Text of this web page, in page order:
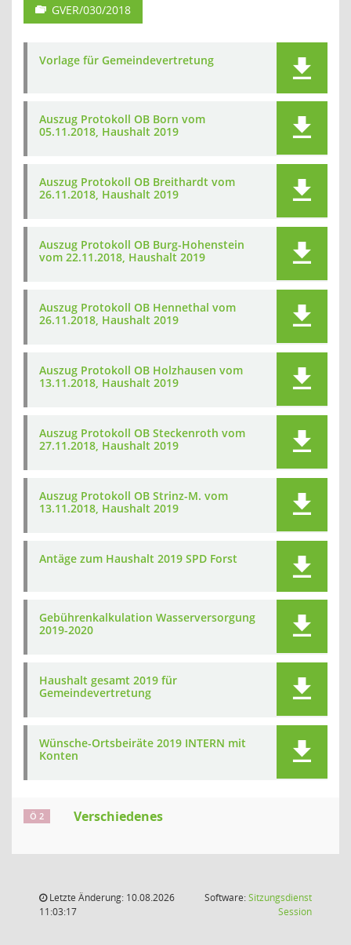
GVER/030/2018
Vorlage für Gemeindevertretung
Auszug Protokoll OB Born vom
05.11.2018, Haushalt 2019
Auszug Protokoll OB Breithardt vom
26.11.2018, Haushalt 2019
Auszug Protokoll OB Burg-Hohenstein
vom 22.11.2018, Haushalt 2019
Auszug Protokoll OB Hennethal vom
26.11.2018, Haushalt 2019
Auszug Protokoll OB Holzhausen vom
13.11.2018, Haushalt 2019
Auszug Protokoll OB Steckenroth vom
27.11.2018, Haushalt 2019
Auszug Protokoll OB Strinz-M. vom
13.11.2018, Haushalt 2019
Antäge zum Haushalt 2019 SPD Forst
Gebührenkalkulation Wasserversorgung
2019-2020
Haushalt gesamt 2019 für
Gemeindevertretung
Wünsche-Ortsbeiräte 2019 INTERN mit
Konten
Ö 2 Verschiedenes
Letzte Änderung: 10.08.2026
11:03:17
Software:Sitzungsdienst
Session(Wird in